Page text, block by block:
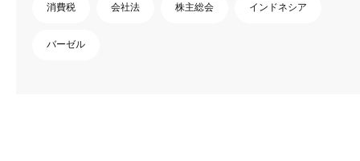
消費税 会社法 株主総会 インドネシア
バーゼル